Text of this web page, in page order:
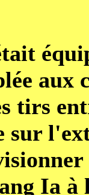
aux
tirs
sur
Ia à